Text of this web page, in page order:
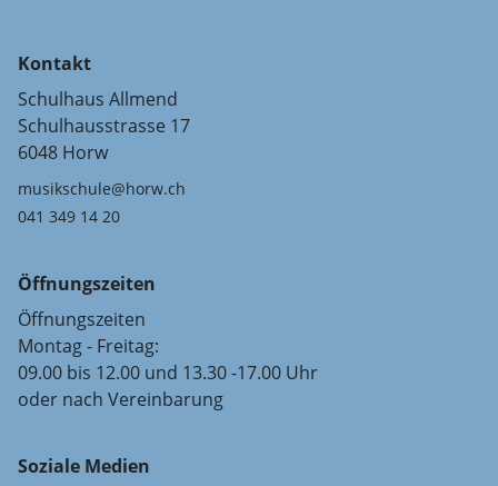
Kontakt
Schulhaus Allmend
Schulhausstrasse 17
6048 Horw
musikschule@horw.ch
041 349 14 20
Öffnungszeiten
Öffnungszeiten
Montag - Freitag:
09.00 bis 12.00 und 13.30 -17.00 Uhr
oder nach Vereinbarung
Soziale Medien